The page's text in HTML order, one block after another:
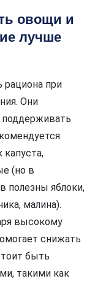
овощи и
лучше
при
Они
(но в
полезны яблоки,
малина).
высокому
снижать
быть
такими как